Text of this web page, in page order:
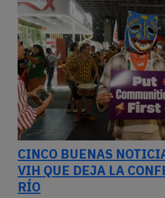
CINCO BUENAS
VIH QUE DEJA LA
RÍO